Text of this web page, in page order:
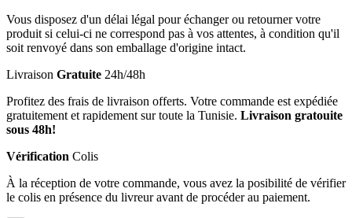
Vous disposez d'un délai légal pour échanger ou retourner votre
produit si celui-ci ne correspond pas à vos attentes, à condition qu'il
soit renvoyé dans son emballage d'origine intact.
Livraison Gratuite 24h/48h
Profitez des frais de livraison offerts. Votre commande est expédiée
gratuitement et rapidement sur toute la Tunisie. Livraison gratouite
sous 48h!
Vérification Colis
À la réception de votre commande, vous avez la posibilité de vérifier
le colis en présence du livreur avant de procéder au paiement.